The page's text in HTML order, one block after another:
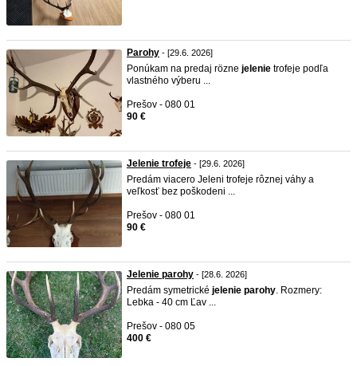
Parohy - [29.6. 2026]
Ponúkam na predaj rözne jelenie trofeje podľa
vlastného výberu ...
Prešov - 080 01
90 €
Jelenie trofeje - [29.6. 2026]
Predám viacero Jeleni trofeje rôznej váhy a
veľkosť bez poškodeni ...
Prešov - 080 01
90 €
Jelenie parohy - [28.6. 2026]
Predám symetrické jelenie parohy. Rozmery:
Lebka - 40 cm Ľav ...
Prešov - 080 05
400 €